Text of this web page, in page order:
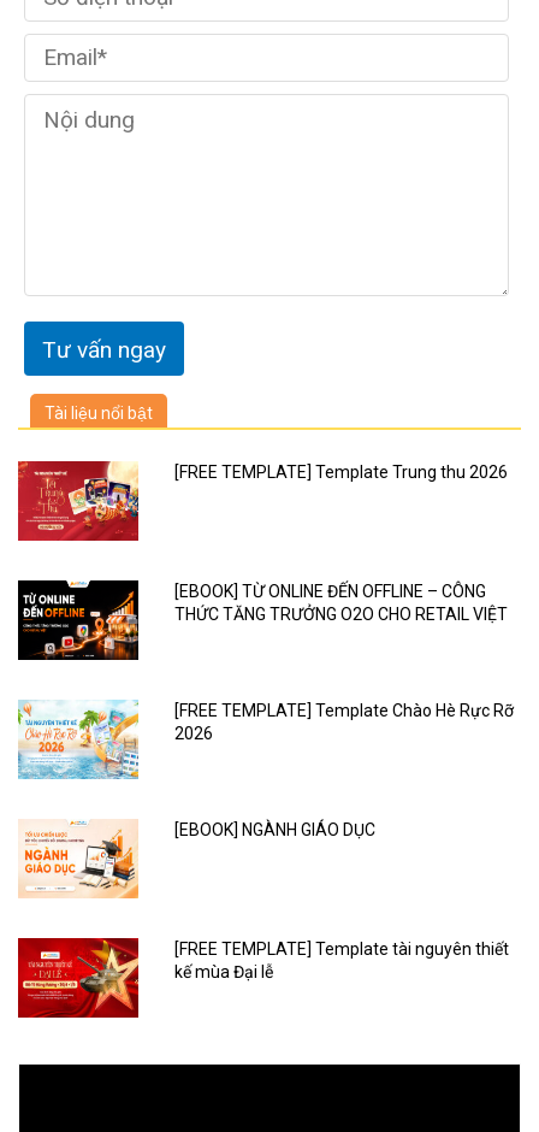
Tài liệu nổi bật
[FREE TEMPLATE] Template Trung thu 2026
[EBOOK] TỪ ONLINE ĐẾN OFFLINE – CÔNG
THỨC TĂNG TRƯỞNG O2O CHO RETAIL VIỆT
[FREE TEMPLATE] Template Chào Hè Rực Rỡ
2026
[EBOOK] NGÀNH GIÁO DỤC
[FREE TEMPLATE] Template tài nguyên thiết
kế mùa Đại lễ